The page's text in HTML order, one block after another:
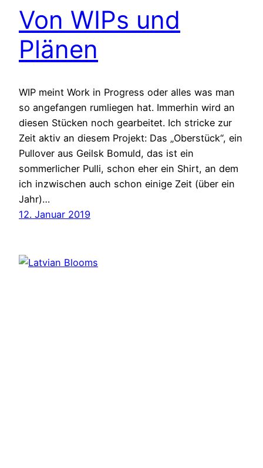
Von WIPs und
Plänen
WIP meint Work in Progress oder alles was man
so angefangen rumliegen hat. Immerhin wird an
diesen Stücken noch gearbeitet. Ich stricke zur
Zeit aktiv an diesem Projekt: Das „Oberstück“, ein
Pullover aus Geilsk Bomuld, das ist ein
sommerlicher Pulli, schon eher ein Shirt, an dem
ich inzwischen auch schon einige Zeit (über ein
Jahr)…
12. Januar 2019